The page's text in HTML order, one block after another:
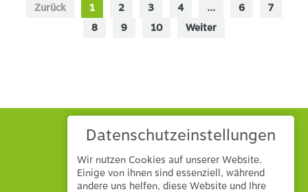
Zurück 1 2 3 4 ... 6
7
8
9 10 Weiter
Hönle GmbH & Co. KG
Datenschutzeinstellungen
Wir nutzen Cookies auf unserer Website.
Einige von ihnen sind essenziell, während
andere uns helfen, diese Website und Ihre